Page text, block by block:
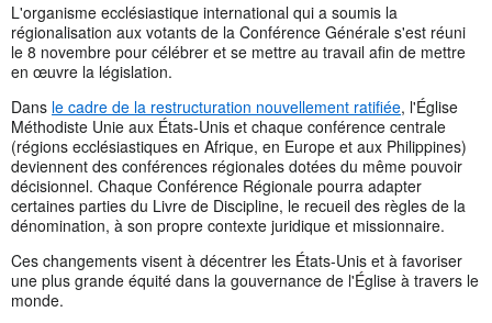
L'organisme ecclésiastique international qui a soumis la
régionalisation aux votants de la Conférence Générale s'est réuni
le 8 novembre pour célébrer et se mettre au travail afin de mettre
en œuvre la législation.
Dans le cadre de la restructuration nouvellement ratifiée, l'Église
Méthodiste Unie aux États-Unis et chaque conférence centrale
(régions ecclésiastiques en Afrique, en Europe et aux Philippines)
deviennent des conférences régionales dotées du même pouvoir
décisionnel. Chaque Conférence Régionale pourra adapter
certaines parties du Livre de Discipline, le recueil des règles de la
dénomination, à son propre contexte juridique et missionnaire.
Ces changements visent à décentrer les États-Unis et à favoriser
une plus grande équité dans la gouvernance de l'Église à travers le
monde.